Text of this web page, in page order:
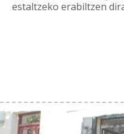
estaltzeko erabiltzen